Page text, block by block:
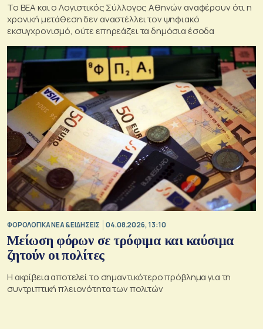
To BEA και ο Λογιστικός Σύλλογος Αθηνών αναφέρουν ότι η
χρονική μετάθεση δεν αναστέλλει τον ψηφιακό
εκσυγχρονισμό, ούτε επηρεάζει τα δημόσια έσοδα
ΦΟΡΟΛΟΓΙΚΑ ΝΕΑ & EΙΔΗΣΕΙΣ 04.08.2026, 13:10
Μείωση φόρων σε τρόφιμα και καύσιμα
ζητούν οι πολίτες
Η ακρίβεια αποτελεί το σημαντικότερο πρόβλημα για τη
συντριπτική πλειονότητα των πολιτών